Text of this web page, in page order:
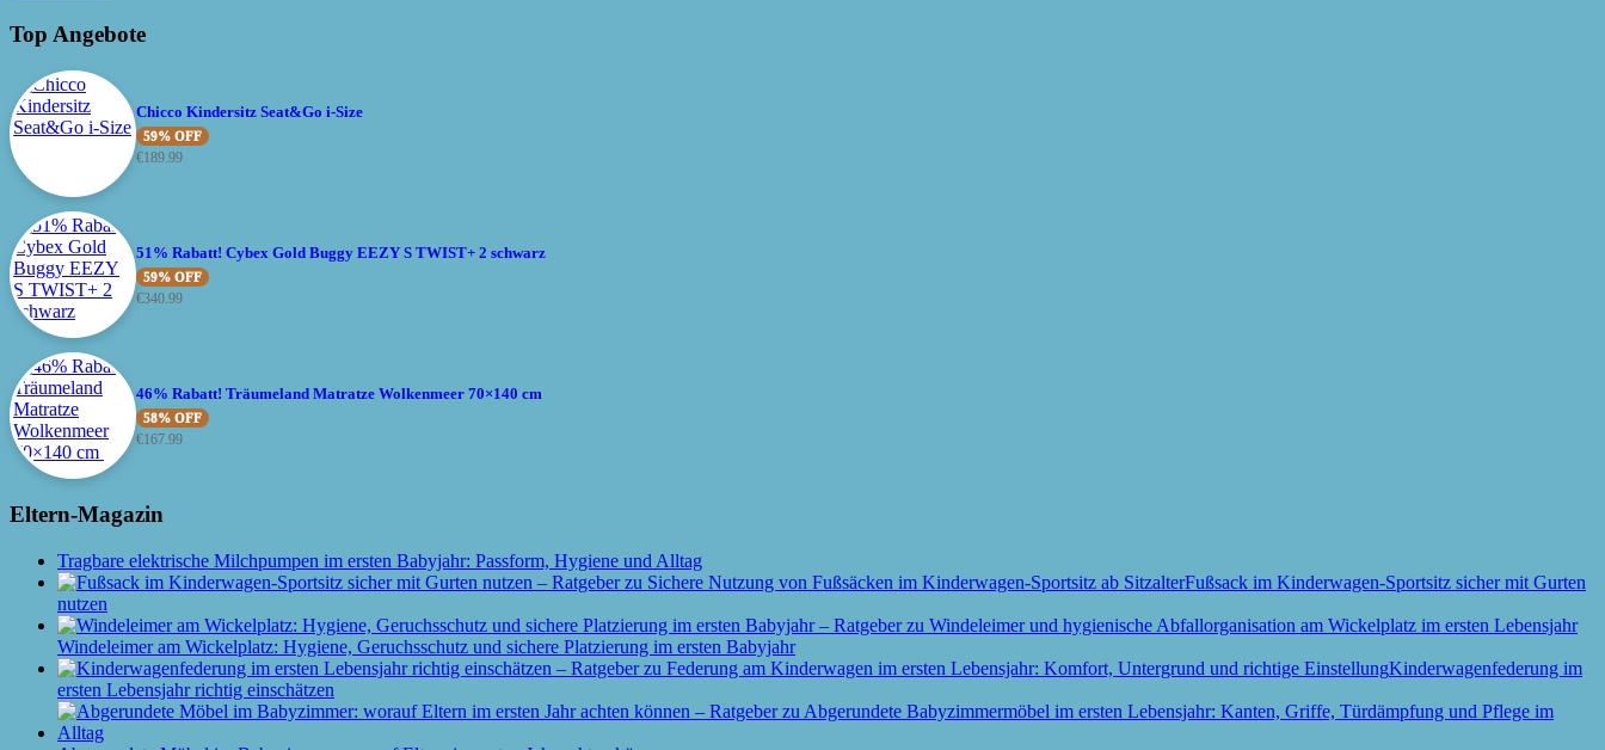
Top Angebote
Chicco Kindersitz Seat&Go i-Size
59% OFF
€189.99
51% Rabatt! Cybex Gold Buggy EEZY S TWIST+ 2 schwarz
59% OFF
€340.99
46% Rabatt! Träumeland Matratze Wolkenmeer 70×140 cm
58% OFF
€167.99
Eltern-Magazin
Tragbare elektrische Milchpumpen im ersten Babyjahr: Passform, Hygiene und Alltag
Fußsack im Kinderwagen-Sportsitz sicher mit Gurten
nutzen
Windeleimer am Wickelplatz: Hygiene, Geruchsschutz und sichere Platzierung im ersten Babyjahr
Kinderwagenfederung im
ersten Lebensjahr richtig einschätzen